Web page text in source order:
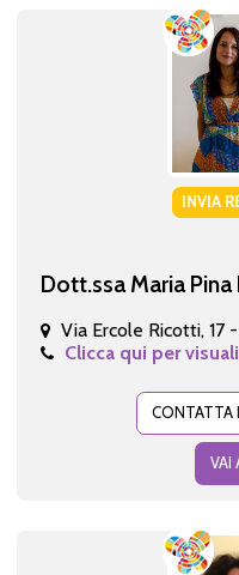
INVIA
Dott.ssa Maria
Via Ercole Ricotti, 17 -
Clicca qui per
CONTATTA
VAI